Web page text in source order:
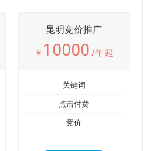
昆明竞价推广
￥ 10000 /年 起
关键词
点击付费
竞价